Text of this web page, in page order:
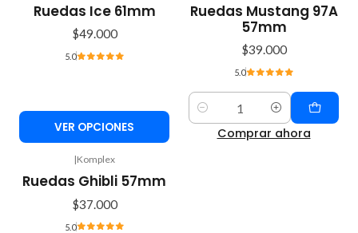
Ruedas Ice 61mm
$49.000
5.0
VER OPCIONES
Ruedas Mustang 97A
57mm
$39.000
5.0
Cantidad
Comprar ahora
|Komplex
Ruedas Ghibli 57mm
$37.000
5.0